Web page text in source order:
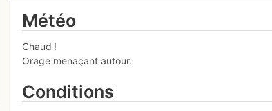
Météo
Chaud !
Orage menaçant autour.
Conditions